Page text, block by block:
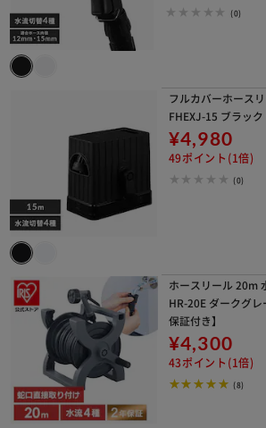
(0)
フルカバーホース
FHEXJ-15 ブラック
¥4,980
49ポイント(1倍)
(0)
ホースリール 20m
HR-20E ダークグ
保証付き】
¥4,300
43ポイント(1倍)
(8)